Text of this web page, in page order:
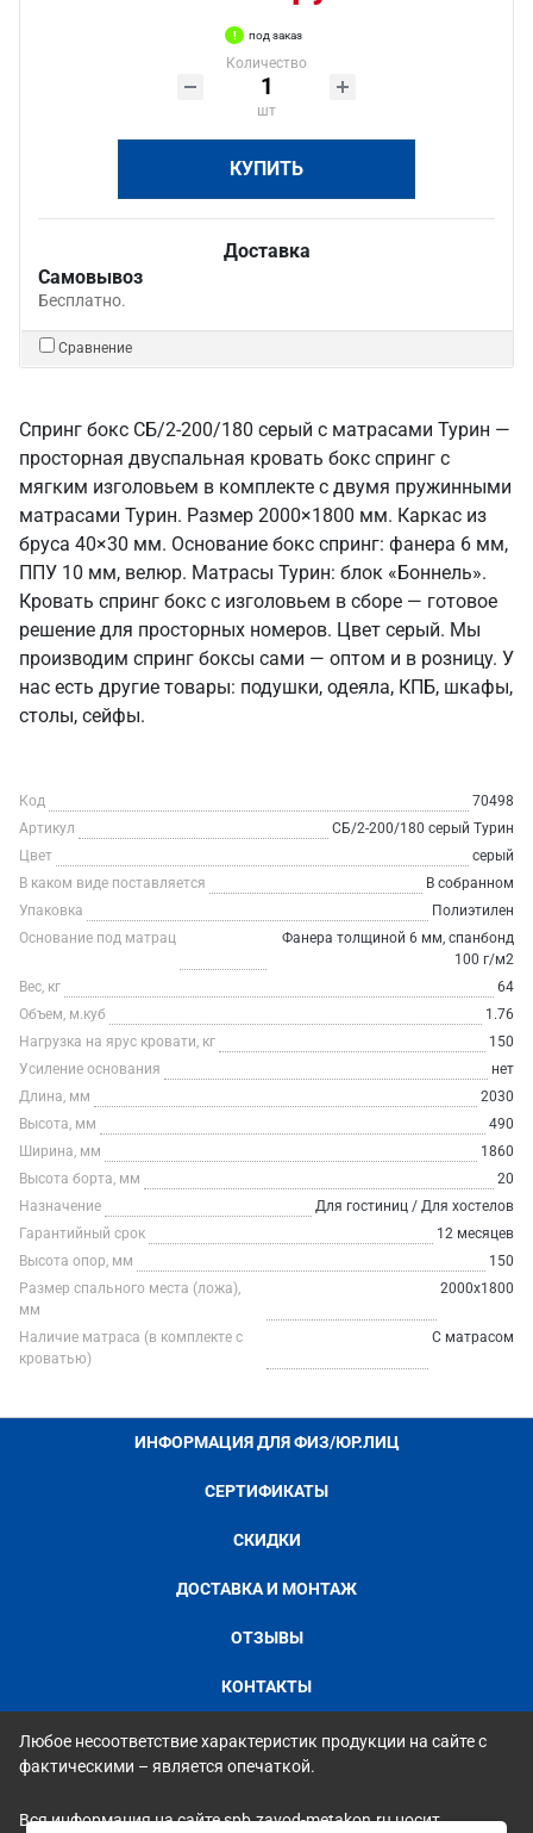
под заказ
Количество
шт
КУПИТЬ
Доставка
Самовывоз
Бесплатно.
Сравнение
Спринг бокс СБ/2-200/180 серый с матрасами Турин —
просторная двуспальная кровать бокс спринг с
мягким изголовьем в комплекте с двумя пружинными
матрасами Турин. Размер 2000×1800 мм. Каркас из
бруса 40×30 мм. Основание бокс спринг: фанера 6 мм,
ППУ 10 мм, велюр. Матрасы Турин: блок «Боннель».
Кровать спринг бокс с изголовьем в сборе — готовое
решение для просторных номеров. Цвет серый. Мы
производим спринг боксы сами — оптом и в розницу. У
нас есть другие товары: подушки, одеяла, КПБ, шкафы,
столы, сейфы.
Код
70498
Артикул
СБ/2-200/180 серый Турин
Цвет
серый
В каком виде поставляется
В собранном
Упаковка
Полиэтилен
Основание под матрац
Фанера толщиной 6 мм, спанбонд
100 г/м2
Вес, кг
64
Объем, м.куб
1.76
Нагрузка на ярус кровати, кг
150
Усиление основания
нет
Длина, мм
2030
Высота, мм
490
Ширина, мм
1860
Высота борта, мм
20
Назначение
Для гостиниц / Для хостелов
Гарантийный срок
12 месяцев
Высота опор, мм
150
Размер спального места (ложа),
мм
2000х1800
Наличие матраса (в комплекте с
кроватью)
С матрасом
ИНФОРМАЦИЯ ДЛЯ ФИЗ/ЮР.ЛИЦ
СЕРТИФИКАТЫ
СКИДКИ
ДОСТАВКА И МОНТАЖ
ОТЗЫВЫ
КОНТАКТЫ
Любое несоответствие характеристик продукции на сайте с
фактическими – является опечаткой.
Вся информация на сайте spb.zavod-metakon.ru носит